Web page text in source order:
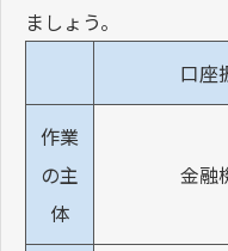
ましょう。
口座
作業
の主
体
金融